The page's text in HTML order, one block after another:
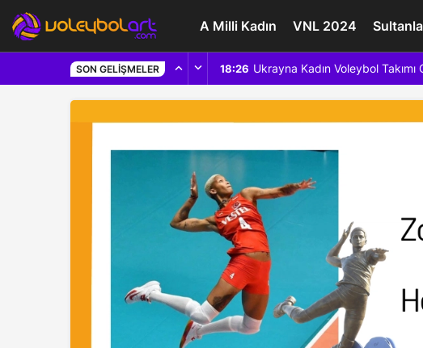
A Milli Kadın VNL 2024
SON GELIŞMELER 18:26 Ukrayna Kadın Voleybol